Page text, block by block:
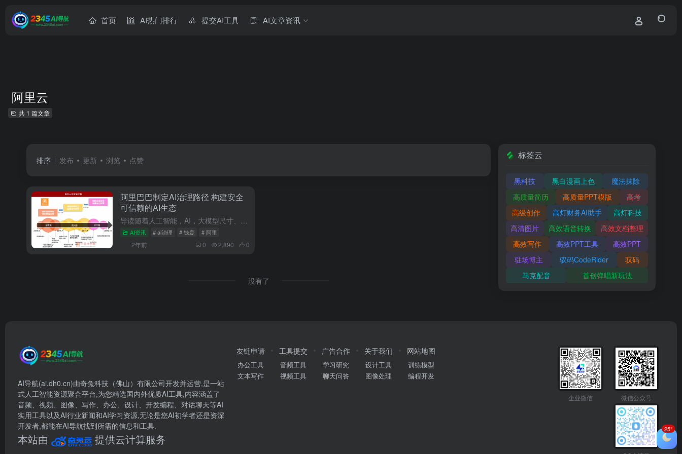
首页 AI热门排行 提交AI工具 AI文章资讯
阿里云
共 1 篇文章
排序 发布 更新 浏览 点赞
阿里巴巴制定AI治理路径 构建安全
可信赖的AI生态
导读随着人工智能，AI，大模型尺寸、全模态开源，推动把AI能力真正转化成为千行百业的生产力，目前已经有30万，企业接入了阿里巴巴通义千问大模型，AI大模型安全和治理的挑战虽然AI大模型具有巨大的潜力...
AI资讯 # ai治理 # 钱磊 # 阿里
2年前 0 2,890 0
没有了
标签云
黑科技 黑白漫画上色
魔法抹除
高质量简历
高质量PPT模版
高考
高级创作
高灯财务AI助手
高灯科技
高清图片
高效语音转换
高效文档整理
高效写作
高效PPT工具
高效PPT
驻场博主
驭码CodeRider
驭码
马克配音
首创弹唱新玩法
AI导航(ai.dh0.cn)由奇兔科技（佛山）有限公司开发并运营,是一站
式人工智能资源聚合平台,为您精选国内外优质AI工具,内容涵盖了
音频、视频、图像、写作、办公、设计、开发编程、对话聊天等AI
实用工具以及AI行业新闻和AI学习资源,无论是您AI初学者还是资深
开发者,都能在AI导航找到所需的信息和工具.
本站由 提供云计算服务
友链申请
办公工具
文本写作
工具提交
音频工具
视频工具
广告合作
学习研究
聊天问答
关于我们
设计工具
图像处理
网站地图
训练模型
编程开发
企业微信 微信公众号
25°